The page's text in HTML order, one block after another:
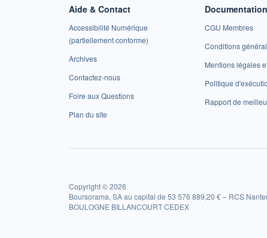
Aide & Contact
Accessibilité Numérique
(partiellement conforme)
Archives
Contactez-nous
Foire aux Questions
Plan du site
CGU Membres
Conditions
Mentions légales
Politique
Rapport de
Copyright © 2026
Boursorama, SA au capital de 53 576 889,20 € – RCS
BOULOGNE BILLANCOURT CEDEX